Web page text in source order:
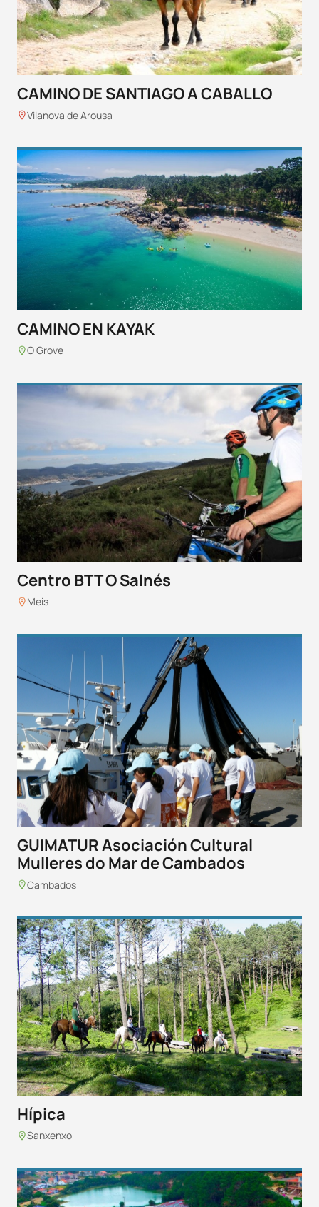
CAMINO DE SANTIAGO A CABALLO
Vilanova de Arousa
CAMINO EN KAYAK
O Grove
Centro BTT O Salnés
Meis
GUIMATUR Asociación Cultural
Mulleres do Mar de Cambados
Cambados
Hípica
Sanxenxo